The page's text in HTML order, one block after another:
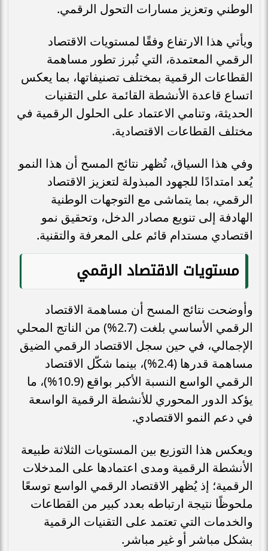
الوطني وتعزيز مسارات التحول الرقمي.
ويأتي هذا الارتفاع وفقًا لمستويات الاقتصاد
الرقمي المعتمدة، التي تُبرز تطور مساهمة
القطاعات الرقمية بمختلف تصنيفاتها، بما يعكس
اتساع قاعدة الأنشطة القائمة على التقنيات
الحديثة، وتنامي الاعتماد على الحلول الرقمية في
مختلف القطاعات الاقتصادية.
وفي هذا السياق، تُظهر نتائج المسح أن هذا النمو
يُعد امتدادًا للجهود المبذولة لتعزيز الاقتصاد
الرقمي، بما يتماشى مع التوجهات الوطنية
الهادفة إلى تنويع مصادر الدخل، وتحقيق نمو
اقتصادي مستدام قائم على المعرفة والتقنية.
مستويات الاقتصاد الرقمي
وأوضحت نتائج المسح أن مساهمة الاقتصاد
الرقمي الأساسي بلغت (2.7%) من الناتج المحلي
الإجمالي، في حين سجل الاقتصاد الرقمي الضيق
مساهمة قدرها (2.4%)، بينما شكّل الاقتصاد
الرقمي الواسع النسبة الأكبر بواقع (10.9%)، ما
يؤكد الدور المحوري للأنشطة الرقمية الواسعة
في دعم النمو الاقتصادي.
ويعكس هذا التوزيع بين المستويات الثلاثة طبيعة
الأنشطة الرقمية ومدى اعتمادها على المدخلات
الرقمية؛ إذ يُظهر الاقتصاد الرقمي الواسع توسعًا
ملحوظًا نتيجة ارتباطه بعدد كبير من القطاعات
والخدمات التي تعتمد على التقنيات الرقمية
بشكل مباشر أو غير مباشر.